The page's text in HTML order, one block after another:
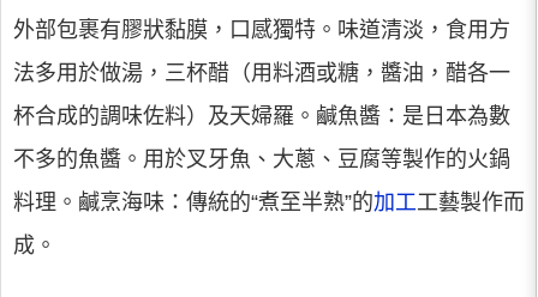
外部包裹有膠狀黏膜，口感獨特。味道清淡，食用方
法多用於做湯，三杯醋（用料酒或糖，醬油，醋各一
杯合成的調味佐料）及天婦羅。鹹魚醬：是日本為數
不多的魚醬。用於叉牙魚、大蔥、豆腐等製作的火鍋
料理。鹹烹海味：傳統的“煮至半熟”的加工工藝製作而
成。